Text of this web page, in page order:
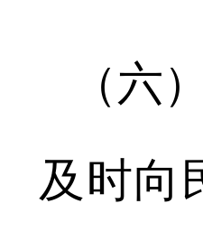
（六
及时向